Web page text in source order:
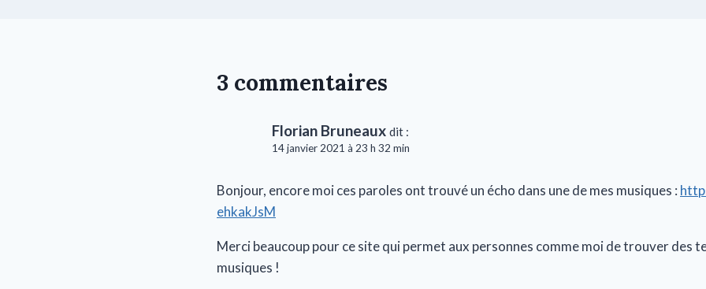
3 commentaires
Florian Bruneaux dit :
14 janvier 2021 à 23 h 32 min
Bonjour, encore moi ces paroles ont trouvé un écho dans une de mes musiques :
ehkakJsM
Merci beaucoup pour ce site qui permet aux personnes comme moi de trouver des
musiques !